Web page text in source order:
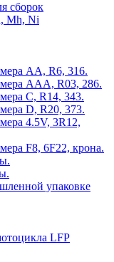
сборок
Mh, Ni
АА, R6, 316.
ААА, R03, 286.
С, R14, 343.
D, R20, 373.
4.5V, 3R12,
F8, 6F22, крона.
упаковке
LFP